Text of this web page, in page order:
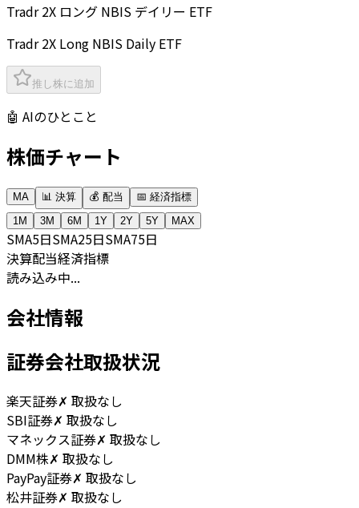
Tradr 2X ロング NBIS デイリー ETF
Tradr 2X Long NBIS Daily ETF
推し株に追加
🤖 AIのひとこと
株価チャート
MA 📊 決算 💰 配当
📅 経済指標
1M
3M 6M 1Y 2Y 5Y MAX
SMA5日SMA25日SMA75日
決算配当経済指標
読み込み中...
会社情報
証券会社取扱状況
楽天証券✗ 取扱なし
SBI証券✗ 取扱なし
マネックス証券✗ 取扱なし
DMM株✗ 取扱なし
PayPay証券✗ 取扱なし
松井証券✗ 取扱なし